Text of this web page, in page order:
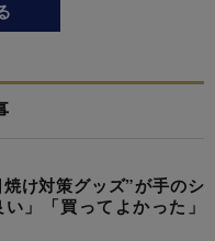
け対策グッズ”が手のシ
」「買ってよかった」